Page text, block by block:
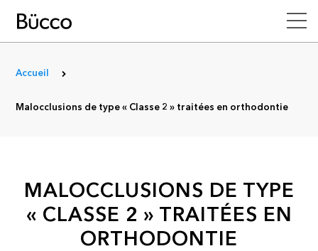
Accueil
Malocclusions de type « Classe 2 » traitées en orthodontie
MALOCCLUSIONS DE TYPE
« CLASSE 2 » TRAITÉES EN
ORTHODONTIE